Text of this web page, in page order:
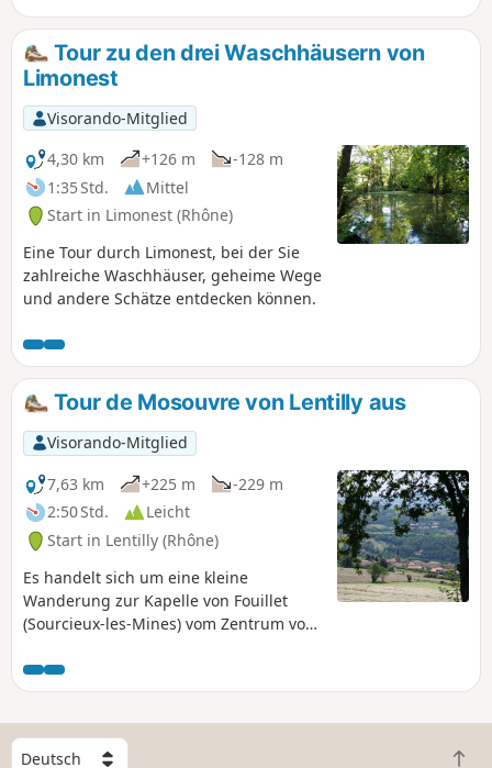
Vignes, Morancé und Marcy. Eine kleine
Wanderung auf wenig frequentierten Wegen
und kleinen Straßen.
Tour zu den drei Waschhäusern von
Limonest
Visorando-Mitglied
4,30 km
+126 m
-128 m
1:35 Std.
Mittel
Start in Limonest (Rhône)
Eine Tour durch Limonest, bei der Sie
zahlreiche Waschhäuser, geheime Wege
und andere Schätze entdecken können.
Tour de Mosouvre von Lentilly aus
Visorando-Mitglied
7,63 km
+225 m
-229 m
2:50 Std.
Leicht
Start in Lentilly (Rhône)
Es handelt sich um eine kleine
Wanderung zur Kapelle von Fouillet
(Sourcieux-les-Mines) vom Zentrum von
Kapelle, bei schönem Wetter sehr
schöne Aussicht in alle Richtungen.
Höhe auf die Monts du Lyonnais und
den Beaujolais, den Großraum Lyon und
W